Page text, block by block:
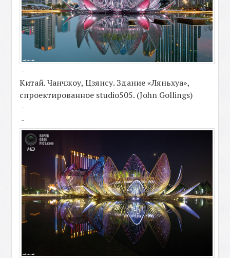
-
Китай. Чанчжоу, Цзянсу. Здание «Ляньхуа»,
спроектированное studio505. (John Gollings)
-
-